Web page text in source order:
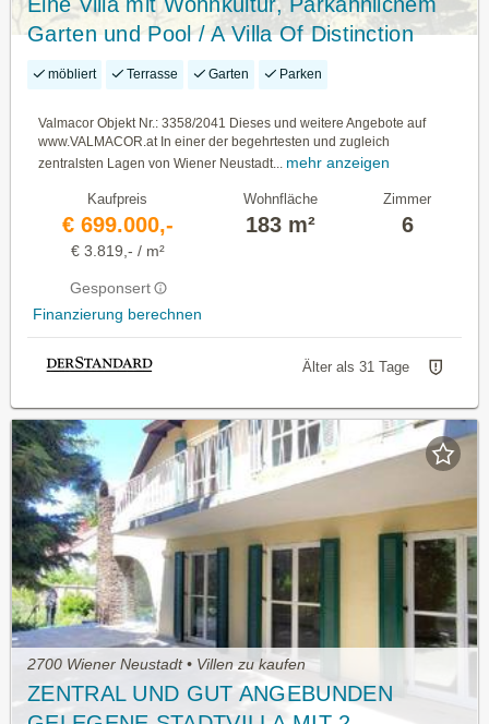
Garten und Pool / A Villa Of Distinction
With Park-Like Garden And Pool /
möbliert Terrasse Garten Parken
Valmacor Objekt Nr.: 3358/2041 Dieses und weitere Angebote auf
www.VALMACOR.at In einer der begehrtesten und zugleich
zentralsten Lagen von Wiener Neustadt...
mehr anzeigen
Kaufpreis
€ 699.000,-
€ 3.819,- / m²
Gesponsert
Finanzierung berechnen
Wohnfläche
183 m²
Zimmer
6
Älter als 31 Tage
2700 Wiener Neustadt • Villen zu kaufen
ZENTRAL UND GUT ANGEBUNDEN